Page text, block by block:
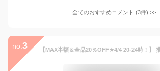
全てのおすすめコメント (3件) >
no. 3